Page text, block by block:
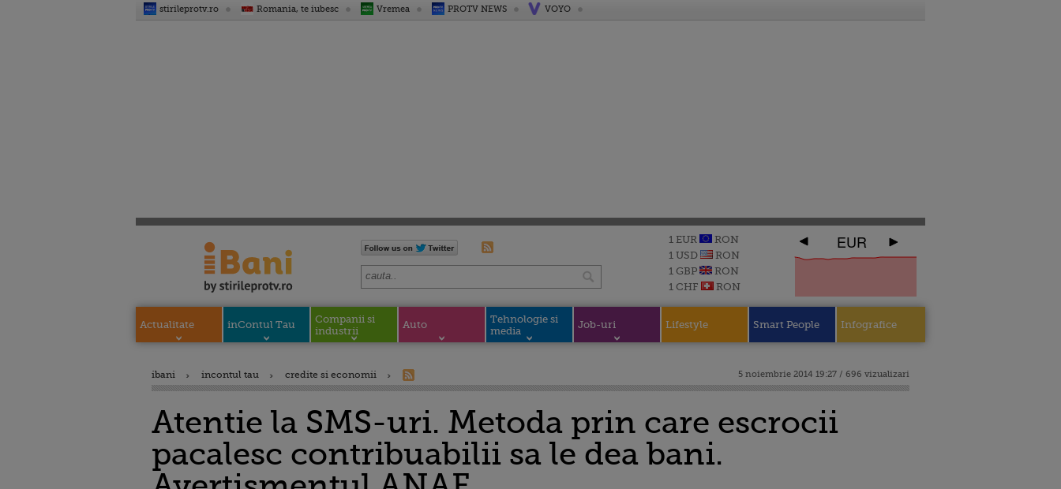
stirileprotv.ro Romania, te iubesc Vremea PROTV NEWS VOYO
1 EUR
RON
1 USD
RON
1 GBP
RON
1 CHF
RON
EUR
Actualitate inContul Tau
Companii si
industrii
Auto
Tehnologie si
media
Job-uri Lifestyle Smart People Infografice
ibani incontul tau credite si economii 5 noiembrie 2014 19:27 / 696 vizualizari
Atentie la SMS-uri. Metoda prin care escrocii
pacalesc contribuabilii sa le dea bani.